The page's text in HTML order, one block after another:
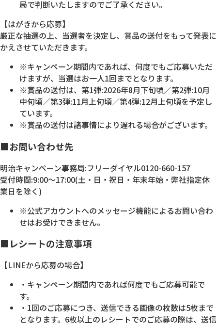
局で判断いたしますのでご了承ください。
【はがきから応募】
厳正な抽選の上、当選者を決定し、賞品の送付をもって発表に
かえさせていただきます。
※キャンペーン期間内であれば、何度でもご応募いただ
けますが、当選はお一人1回までとなります。
※賞品の送付は、第1弾:2026年8月下旬頃／第2弾:10月
中旬頃／第3弾:11月上旬頃／第4弾:12月上旬頃を予定し
ています。
※賞品の送付は諸事情により遅れる場合がございます。
■お問い合わせ先
明治キャンペーン事務局:フリーダイヤル0120-660-157
受付時間:9:00～17:00(土・日・祝日・年末年始・弊社指定休
業日を除く)
※公式アカウントへのメッセージ機能によるお問い合わ
せはお受けできません。
■レシートの注意事項
【LINEから応募の場合】
・キャンペーン期間内であれば何度でもご応募可能で
す。
・1回のご応募につき、送信できる画像の枚数は5枚まで
となります。6枚以上のレシートでのご応募の際は、送信